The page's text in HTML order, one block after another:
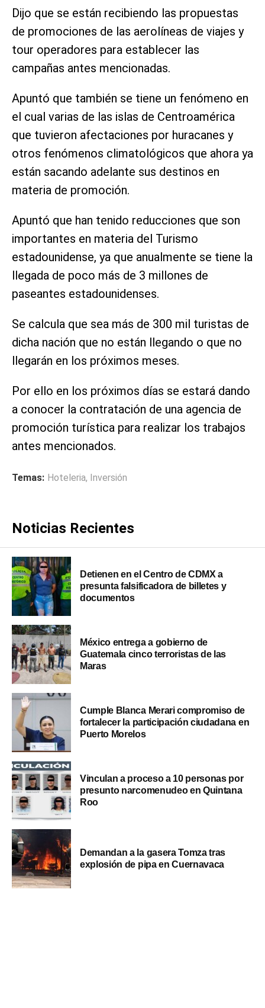
Dijo que se están recibiendo las propuestas
de promociones de las aerolíneas de viajes y
tour operadores para establecer las
campañas antes mencionadas.
Apuntó que también se tiene un fenómeno en
el cual varias de las islas de Centroamérica
que tuvieron afectaciones por huracanes y
otros fenómenos climatológicos que ahora ya
están sacando adelante sus destinos en
materia de promoción.
Apuntó que han tenido reducciones que son
importantes en materia del Turismo
estadounidense, ya que anualmente se tiene la
llegada de poco más de 3 millones de
paseantes estadounidenses.
Se calcula que sea más de 300 mil turistas de
dicha nación que no están llegando o que no
llegarán en los próximos meses.
Por ello en los próximos días se estará dando
a conocer la contratación de una agencia de
promoción turística para realizar los trabajos
antes mencionados.
Temas: Hoteleria, Inversión
Noticias Recientes
Detienen en el Centro de CDMX a
presunta falsificadora de billetes y
documentos
México entrega a gobierno de
Guatemala cinco terroristas de las
Maras
Cumple Blanca Merari compromiso de
fortalecer la participación ciudadana en
Puerto Morelos
Vinculan a proceso a 10 personas por
presunto narcomenudeo en Quintana
Roo
Demandan a la gasera Tomza tras
explosión de pipa en Cuernavaca